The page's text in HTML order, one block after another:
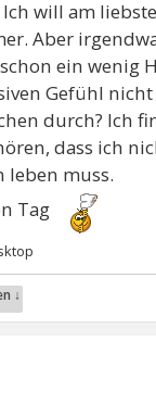
will am
Aber
ein wenig
Gefühl
durch? Ich
dass ich
leben muss.
Tag
↓